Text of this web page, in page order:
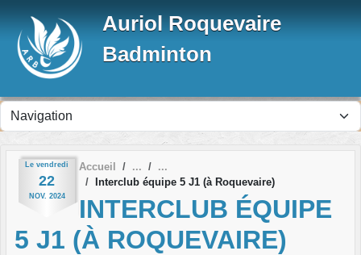
Auriol Roquevaire
Badminton
Le vendredi
22
NOV. 2024
Accueil
Interclub équipe 5 J1 (à Roquevaire)
INTERCLUB ÉQUIPE
5 J1 (À ROQUEVAIRE)